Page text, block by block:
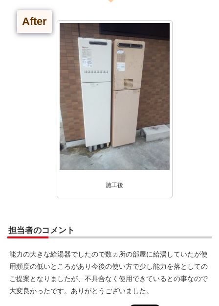
After
施工後
担当者のコメント
能力の大きな給湯器でしたので数ヵ所の部屋に給湯していたが使
用頻度の低いところがあり今後の使い方で少し能力を落としての
ご提案となりましたが、不具合なく使用できているとの事なので
大変良かったです。ありがとうございました。